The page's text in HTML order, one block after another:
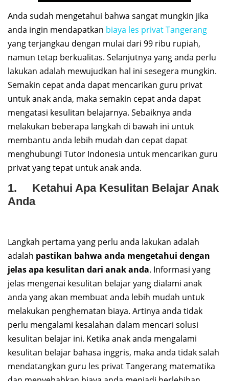
Anda sudah mengetahui bahwa sangat mungkin jika
anda ingin mendapatkan biaya les privat Tangerang
yang terjangkau dengan mulai dari 99 ribu rupiah,
namun tetap berkualitas. Selanjutnya yang anda perlu
lakukan adalah mewujudkan hal ini sesegera mungkin.
Semakin cepat anda dapat mencarikan guru privat
untuk anak anda, maka semakin cepat anda dapat
mengatasi kesulitan belajarnya. Sebaiknya anda
melakukan beberapa langkah di bawah ini untuk
membantu anda lebih mudah dan cepat dapat
menghubungi Tutor Indonesia untuk mencarikan guru
privat yang tepat untuk anak anda.
1. Ketahui Apa Kesulitan Belajar Anak
Anda
Langkah pertama yang perlu anda lakukan adalah
adalah pastikan bahwa anda mengetahui dengan
jelas apa kesulitan dari anak anda. Informasi yang
jelas mengenai kesulitan belajar yang dialami anak
anda yang akan membuat anda lebih mudah untuk
melakukan penghematan biaya. Artinya anda tidak
perlu mengalami kesalahan dalam mencari solusi
kesulitan belajar ini. Ketika anak anda mengalami
kesulitan belajar bahasa inggris, maka anda tidak salah
mendatangkan guru les privat Tangerang matematika